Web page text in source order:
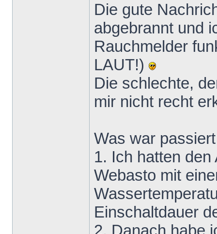
Die gute
abgebrannt und
Rauchmelder
LAUT!)
Die schlechte,
mir nicht recht
Was war
1. Ich hatten
Webasto mit
Einschaltdauer
2. Danach habe